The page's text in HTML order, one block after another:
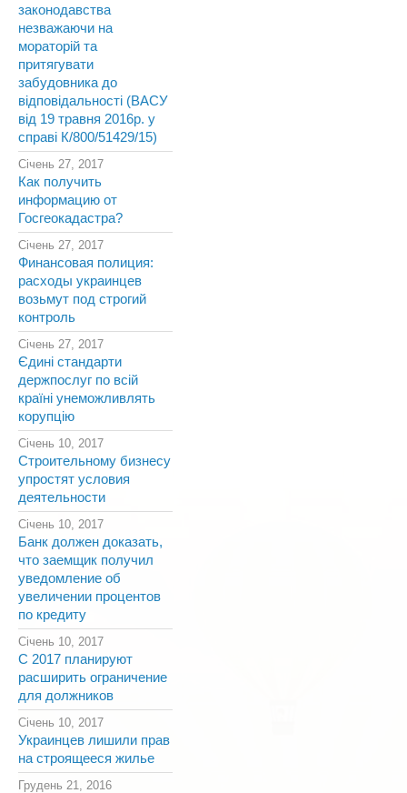
законодавства
незважаючи на
мораторій та
притягувати
забудовника до
відповідальності (ВАСУ
від 19 травня 2016р. у
справі К/800/51429/15)
Січень 27, 2017
Как получить
информацию от
Госгеокадастра?
Січень 27, 2017
Финансовая полиция:
расходы украинцев
возьмут под строгий
контроль
Січень 27, 2017
Єдині стандарти
держпослуг по всій
країні унеможливлять
корупцію
Січень 10, 2017
Строительному бизнесу
упростят условия
деятельности
Січень 10, 2017
Банк должен доказать,
что заемщик получил
уведомление об
увеличении процентов
по кредиту
Січень 10, 2017
С 2017 планируют
расширить ограничение
для должников
Січень 10, 2017
Украинцев лишили прав
на строящееся жилье
Грудень 21, 2016